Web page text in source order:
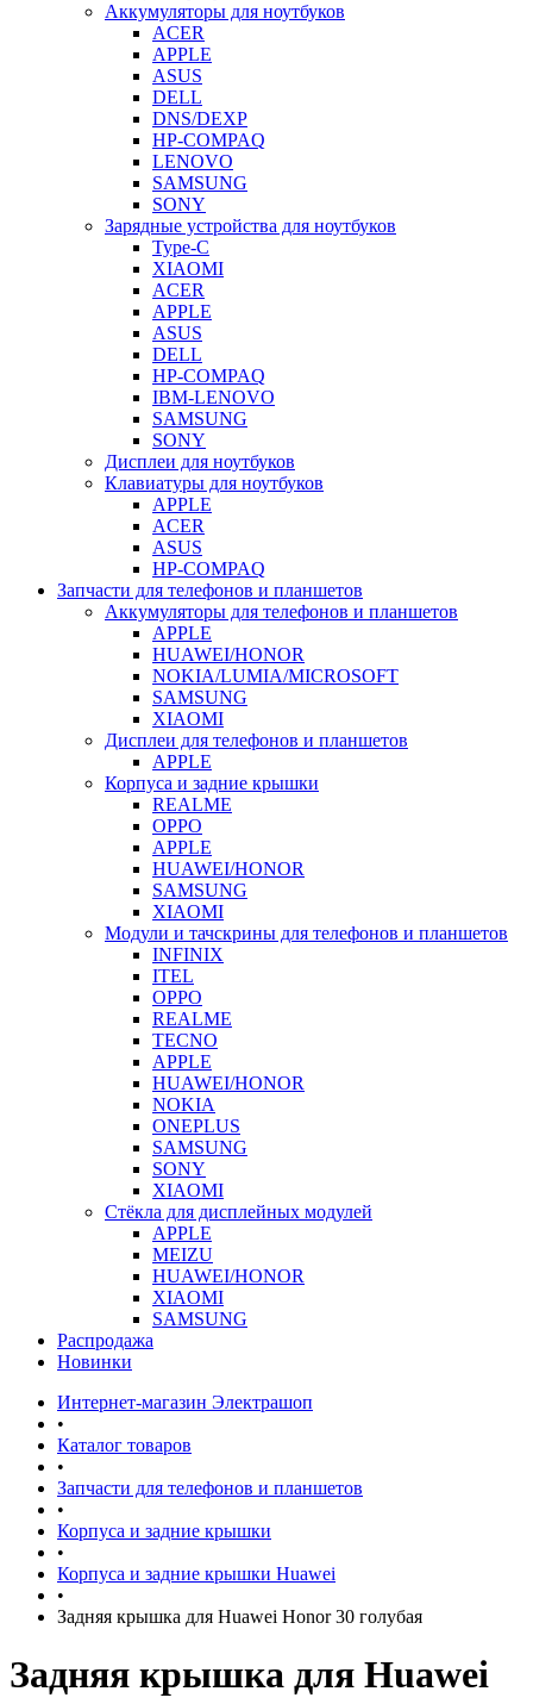
Аккумуляторы для ноутбуков
ACER
APPLE
ASUS
DELL
DNS/DEXP
HP-COMPAQ
LENOVO
SAMSUNG
SONY
Зарядные устройства для ноутбуков
Type-C
XIAOMI
ACER
APPLE
ASUS
DELL
HP-COMPAQ
IBM-LENOVO
SAMSUNG
SONY
Дисплеи для ноутбуков
Клавиатуры для ноутбуков
APPLE
ACER
ASUS
HP-COMPAQ
Запчасти для телефонов и планшетов
Аккумуляторы для телефонов и планшетов
APPLE
HUAWEI/HONOR
NOKIA/LUMIA/MICROSOFT
SAMSUNG
XIAOMI
Дисплеи для телефонов и планшетов
APPLE
Корпуса и задние крышки
REALME
OPPO
APPLE
HUAWEI/HONOR
SAMSUNG
XIAOMI
Модули и тачскрины для телефонов и планшетов
INFINIX
ITEL
OPPO
REALME
TECNO
APPLE
HUAWEI/HONOR
NOKIA
ONEPLUS
SAMSUNG
SONY
XIAOMI
Стёкла для дисплейных модулей
APPLE
MEIZU
HUAWEI/HONOR
XIAOMI
SAMSUNG
Распродажа
Новинки
Интернет-магазин Электрашоп
•
Каталог товаров
•
Запчасти для телефонов и планшетов
•
Корпуса и задние крышки
•
Корпуса и задние крышки Huawei
•
Задняя крышка для Huawei Honor 30 голубая
Задняя крышка для Huawei